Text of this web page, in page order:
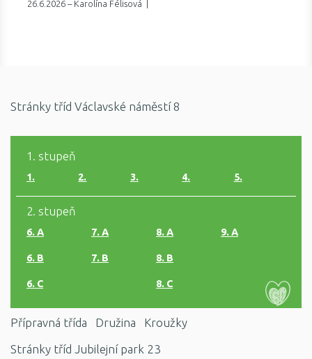
26.6.2026 – Karolína Félisová |
Stránky tříd Václavské náměstí 8
1. stupeň
1. 2. 3. 4. 5.
2. stupeň
6. A
6. B
6. C
7. A
7. B
8. A
8. B
8. C
9. A
Přípravná třída Družina
Kroužky
Stránky tříd Jubilejní park 23